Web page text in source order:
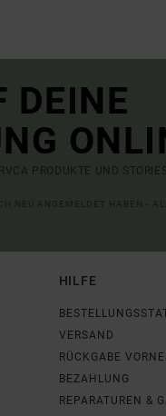
DEINE
PRODUKTE UND
HILFE
VERSAND
RÜCKGABE
BEZAHLUNG
REPARATUREN &